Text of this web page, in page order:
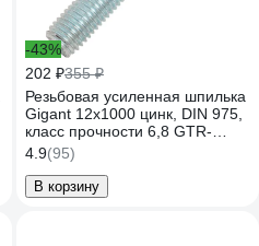
-43%
202 ₽355 ₽
Резьбовая усиленная шпилька
Gigant 12x1000 цинк, DIN 975,
класс прочности 6,8 GTR-
68121000
4.9(95)
В корзину